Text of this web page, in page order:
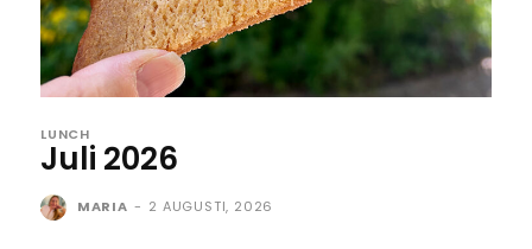
LUNCH
Juli 2026
MARIA - 2 AUGUSTI, 2026